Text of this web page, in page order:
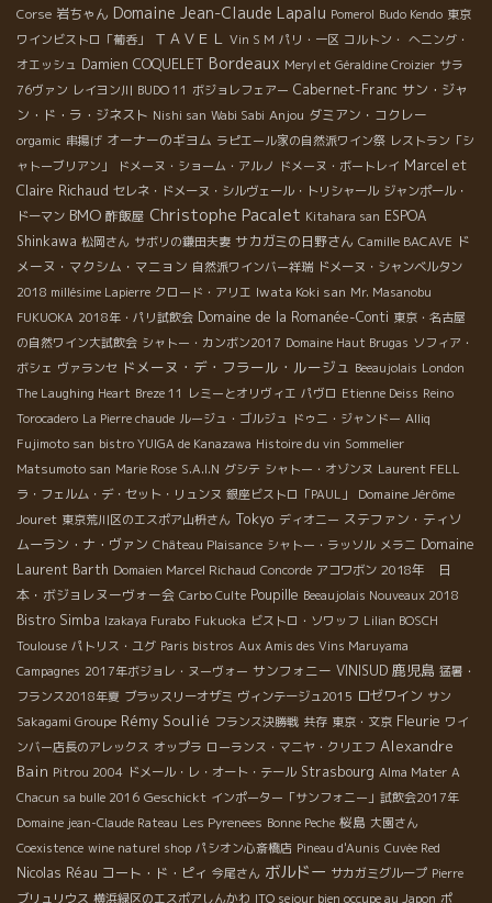
Corse 岩ちゃん Domaine Jean-Claude Lapalu Pomerol Budo Kendo 東京
ワインビストロ「葡呑」
ＴＡＶＥＬ Vin S M パリ・一区 コルトン・ へニング・
オエッシュ Damien COQUELET Bordeaux Meryl et Géraldine Croizier サラ
76ヴァン レイヨン川 BUDO 11 ボジョレフェアー Cabernet-Franc サン・ジャ
ン・ド・ラ・ジネスト Nishi san Wabi Sabi Anjou ダミアン・コクレー
orgamic 串揚げ オーナーのギヨム ラピエール家の自然派ワイン祭 レストラン「シ
ャトーブリアン」
ドメーヌ・ショーム・アルノ ドメーヌ・ボートレイ Marcel et
Claire Richaud セレネ・ドメーヌ・シルヴェール・トリシャール ジャンポール・
ドーマン BMO 酢飯屋 Christophe Pacalet Kitahara san ESPOA
Shinkawa 松岡さん サボリの鎌田夫妻 サカガミの日野さん Camille BACAVE ド
メーヌ・マクシム・マニョン 自然派ワインバー祥瑞 ドメーヌ・シャンベルタン
2018 millésime Lapierre クロード・アリエ Iwata Koki san Mr. Masanobu
FUKUOKA 2018年・パリ試飲会 Domaine de la Romanée-Conti 東京・名古屋
の自然ワイン大試飲会 シャトー・カンボン2017 Domaine Haut Brugas ソフィア・
ボシェ ヴァランセ ドメーヌ・デ・フラール・ルージュ Beeaujolais London
The Laughing Heart Breze 11 レミーとオリヴィエ パヴロ Etienne Deiss Reino
Torocadero La Pierre chaude ルージュ・ゴルジュ ドゥニ・ジャンドー Alliq
Fujimoto san bistro YUIGA de Kanazawa Histoire du vin Sommelier
Matsumoto san Marie Rose S.A.I.N グシテ シャトー・オゾンヌ Laurent FELL
ラ・フェルム・デ・セット・リュンヌ 銀座ビストロ「PAUL」
Domaine Jérôme
Jouret 東京荒川区のエスポア山枡さん Tokyo ディオニー ステファン・ティソ
ムーラン・ナ・ヴァン Château Plaisance シャトー・ラッソル メラニ Domaine
Laurent Barth Domaien Marcel Richaud Concorde アコワボン 2018年 日
本・ボジョレヌーヴォー会 Carbo Culte Poupille Beeaujolais Nouveaux 2018
Bistro Simba Izakaya Furabo Fukuoka ビストロ・ソワッフ Lilian BOSCH
Toulouse パトリス・ユグ Paris bistros Aux Amis des Vins Maruyama
Campagnes 2017年ボジョレ・ヌーヴォー サンフォニー VINISUD 鹿児島 猛暑・
フランス2018年夏 ブラッスリーオザミ ヴィンテージュ2015 ロゼワイン サン
Sakagami Groupe Rémy Soulié フランス決勝戦 共存 東京・文京 Fleurie ワイ
ンバー店長のアレックス オップラ ローランス・マニヤ・クリエフ Alexandre
Bain Pitrou 2004 ドメール・レ・オート・テール Strasbourg Alma Mater A
Chacun sa bulle 2016 Geschickt インポーター「サンフォニー」試飲会2017年
Domaine jean-Claude Rateau Les Pyrenees Bonne Peche 桜島 大園さん
Coexistence wine naturel shop パシオン心斎橋店 Pineau d'Aunis Cuvée Red
Nicolas Réau コート・ド・ピィ 今尾さん ボルドー サカガミグループ Pierre
ブリュリウス 横浜緑区のエスポアしんかわ ITO sejour bien occupe au Japon ポ